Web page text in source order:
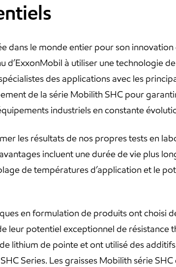
dans le monde entier pour son
d’ExxonMobil à utiliser une technologie
des applications avec les
de la série Mobilith SHC pour
industriels en constante
les résultats de nos propres tests en
incluent une durée de vie plus
de températures d’application et le
en formulation de produits ont choisi
leur potentiel exceptionnel de
lithium de pointe et ont utilisé des
Series. Les graisses Mobilith série